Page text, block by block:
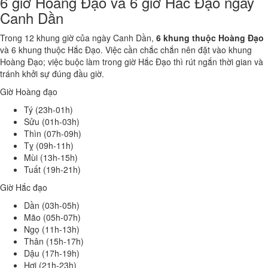
Canh Dần
Trong 12 khung giờ của ngày Canh Dần, 6 khung thuộc Hoàng Đạo
và 6 khung thuộc Hắc Đạo. Việc cần chắc chắn nên đặt vào khung
Hoàng Đạo; việc buộc làm trong giờ Hắc Đạo thì rút ngắn thời gian và
tránh khởi sự đúng đầu giờ.
Giờ Hoàng đạo
Tý (23h-01h)
Sửu (01h-03h)
Thìn (07h-09h)
Tỵ (09h-11h)
Mùi (13h-15h)
Tuất (19h-21h)
Giờ Hắc đạo
Dần (03h-05h)
Mão (05h-07h)
Ngọ (11h-13h)
Thân (15h-17h)
Dậu (17h-19h)
Hợi (21h-23h)